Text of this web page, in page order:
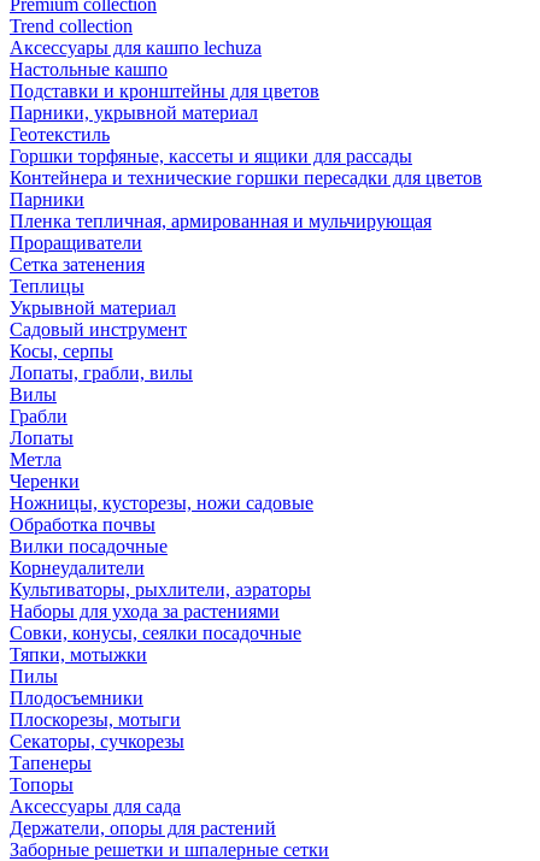
Premium collection
Trend collection
Аксессуары для кашпо lechuza
Настольные кашпо
Подставки и кронштейны для цветов
Парники, укрывной материал
Геотекстиль
Горшки торфяные, кассеты и ящики для рассады
Контейнера и технические горшки пересадки для цветов
Парники
Пленка тепличная, армированная и мульчирующая
Проращиватели
Сетка затенения
Теплицы
Укрывной материал
Садовый инструмент
Косы, серпы
Лопаты, грабли, вилы
Вилы
Грабли
Лопаты
Метла
Черенки
Ножницы, кусторезы, ножи садовые
Обработка почвы
Вилки посадочные
Корнеудалители
Культиваторы, рыхлители, аэраторы
Наборы для ухода за растениями
Совки, конусы, сеялки посадочные
Тяпки, мотыжки
Пилы
Плодосъемники
Плоскорезы, мотыги
Секаторы, сучкорезы
Тапенеры
Топоры
Аксессуары для сада
Держатели, опоры для растений
Заборные решетки и шпалерные сетки